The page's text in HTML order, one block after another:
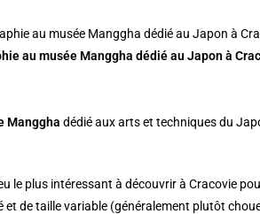
au musée Manggha dédié au Japon à
Manggha dédié aux arts et techniques du
le plus intéressant à découvrir à Cracovie
et de taille variable (généralement plutôt